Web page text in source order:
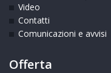
Video
Contatti
Comunicazioni e avvisi
Offerta